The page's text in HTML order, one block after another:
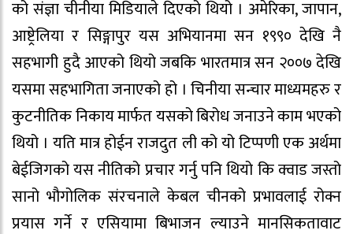
को संज्ञा चीनीया मिडियाले दिएको थियो । अमेरिका, जापान,
आष्ट्रेलिया र सिङ्गापुर यस अभियानमा सन १९९० देखि नै
सहभागी हुदै आएको थियो जबकि भारतमात्र सन २००७ देखि
यसमा सहभागिता जनाएको हो । चिनीया सन्चार माध्यमहरु र
कुटनीतिक निकाय मार्फत यसको बिरोध जनाउने काम भएको
थियो । यति मात्र होईन राजदुत ली को यो टिप्पणी एक अर्थमा
बेईजिगको यस नीतिको प्रचार गर्नु पनि थियो कि क्वाड जस्तो
सानो भौगोलिक संरचनाले केबल चीनको प्रभावलाई रोक्न
प्रयास गर्ने र एसियामा बिभाजन ल्याउने मानसिकतावाट